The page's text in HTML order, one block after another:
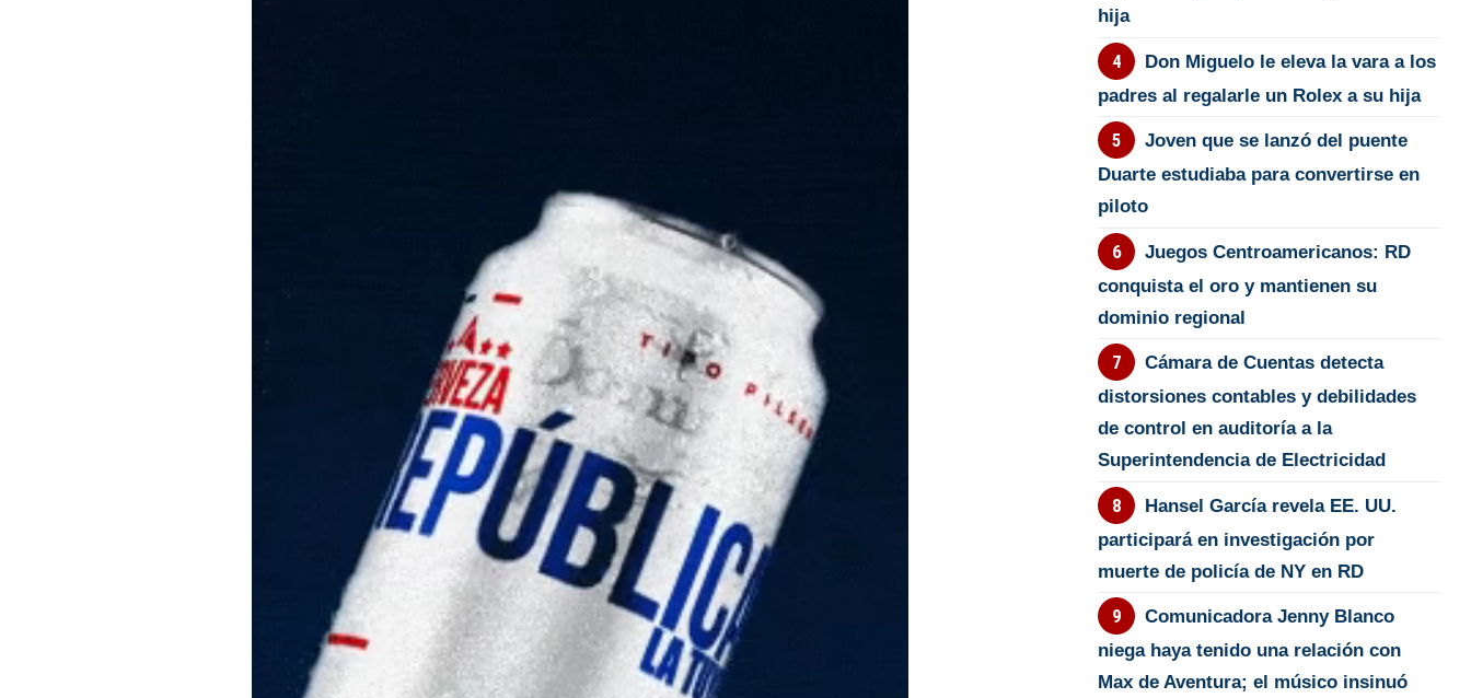
hija
Don Miguelo le eleva la vara a los
padres al regalarle un Rolex a su hija
Joven que se lanzó del puente
Duarte estudiaba para convertirse en
piloto
Juegos Centroamericanos: RD
conquista el oro y mantienen su
dominio regional
Cámara de Cuentas detecta
distorsiones contables y debilidades
de control en auditoría a la
Superintendencia de Electricidad
Hansel García revela EE. UU.
participará en investigación por
muerte de policía de NY en RD
Comunicadora Jenny Blanco
niega haya tenido una relación con
Max de Aventura; el músico insinuó